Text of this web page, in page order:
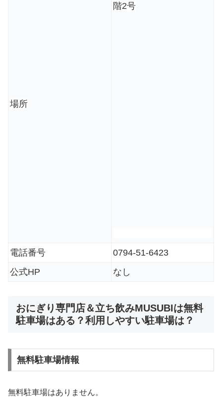
場所
階2号
電話番号
0794-51-6423
公式HP
なし
おにぎり専門店＆立ち飲みMUSUBIは無料
駐車場はある？利用しやすい駐車場は？
無料駐車場情報
無料駐車場はありません。